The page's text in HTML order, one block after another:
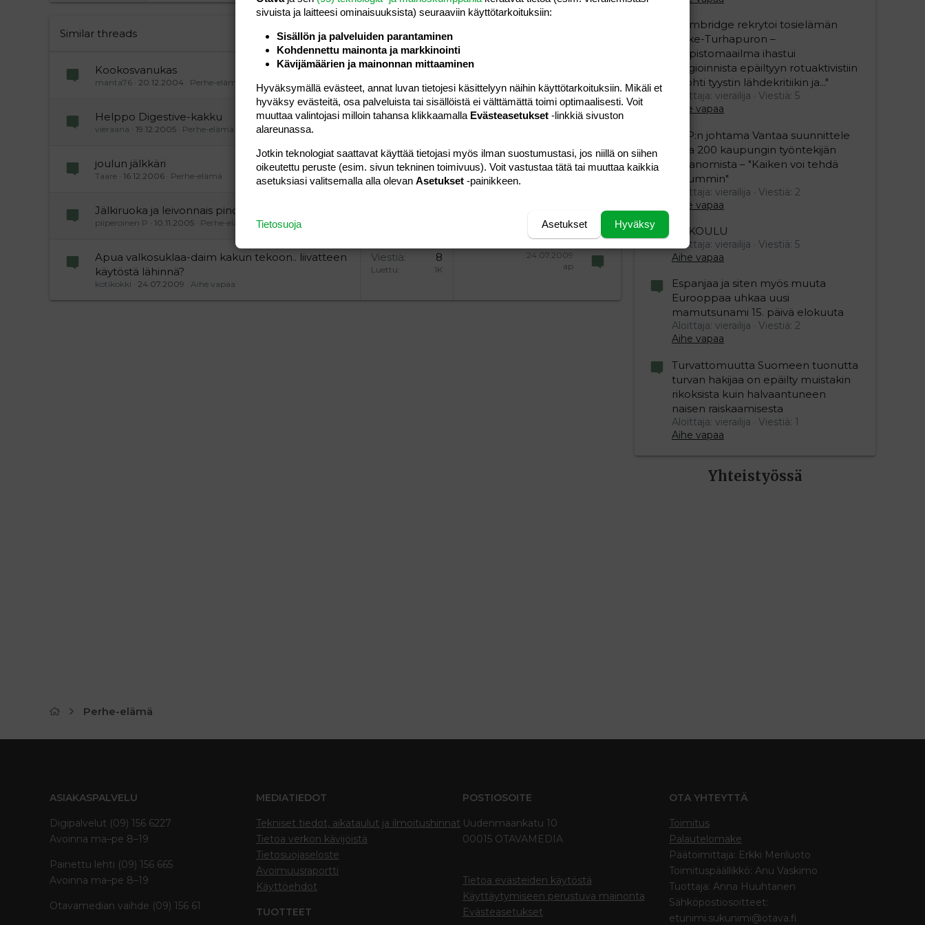
26
Times New Roman
Trebuchet MS
Similar threads
Kookosvanukas
manta76 20.12.2004 Perhe-elämä
Viestiä 0
Luettu 735
Helppo Digestive-kakku
vieraana 19.12.2005 Perhe-elämä
Viestiä 1
03.01.2006
joulun jälkkäri
Taare 16.12.2006 Perhe-elämä
Viestiä 0
Luettu 362
16.12.2006
Taare
Jälkiruoka ja leivonnais pino
piiperoinen P 10.11.2005 Perhe-elämä
Jaanuska
Apua valkosuklaa-daim kakun tekoon.. liivatteen
käytöstä lähinnä?
kotikokki 24.07.2009 Aihe vapaa
Viestiä 8
Luettu 1K
24.07.2009
ap
"Cambridge rekrytoi tosielämän
woke-Turhapuron –
yliopistomaailma ihastui
plagioinnista epäiltyyn rotuaktivistiin
unohti tyystin lähdekritiikin ja..."
Aloittaja: vierailija
Viestiä: 5
Aihe vapaa
SDP:n johtama Vantaa suunnittele
jopa 200 kaupungin työntekijän
irtisanomista – "Kaiken voi tehdä
reilummin"
Aloittaja: vierailija
Viestiä: 2
Aihe vapaa
ESIKOULU
Aloittaja: vierailija
Viestiä: 5
Aihe vapaa
Espanjaa ja siten myös muuta
Eurooppaa uhkaa uusi
mamutsunami 15. päivä elokuuta
Aloittaja: vierailija
Viestiä: 2
Aihe vapaa
Turvattomuutta Suomeen tuonutta
turvan hakijaa on epäilty muistakin
rikoksista kuin halvaantuneen
naisen raiskaamisesta
Aloittaja: vierailija
Viestiä: 1
Aihe vapaa
Yhteistyössä
Perhe-elämä
ASIAKASPALVELU
Digipalvelut (09) 156 6227
Avoinna ma–pe 8–19
Painettu lehti (09) 156 665
Avoinna ma–pe 8–19
Otavamedian vaihde (09) 156 61
MEDIATIEDOT
Tekniset tiedot, aikataulut ja ilmoitushinnat
Tietoa verkon kävijöistä
Tietosuojaseloste
Avoimuusraportti
Käyttöehdot
TUOTTEET
POSTIOSOITE
Uudenmaankatu 10
00015 OTAVAMEDIA
Tietoa evästeiden käytöstä
Käyttäytymiseen perustuva mainonta
Evästeasetukset
OTA YHTEYTTÄ
Toimitus
Palautelomake
Päätoimittaja: Erkki Meriluoto
Toimituspäällikkö: Anu Vaskimo
Tuottaja: Anna Huuhtanen
Sähköpostiosoitteet:
etunimi.sukunimi@otava.fi
sivuista ja laitteesi ominaisuuk­sista) seuraaviin käyttötarkoituksiin:
Sisällön ja palveluiden parantaminen
Kohdennettu mainonta ja markkinointi
Kävijämäärien ja mainonnan mittaaminen
Hyväksymällä evästeet, annat luvan tietojesi käsittelyyn näihin käyttötarkoituksiin. Mikäli et
hyväksy evästeitä, osa palveluista tai sisällöistä ei välttämättä toimi optimaalisesti. Voit
muuttaa valintojasi milloin tahansa klikkaamalla Evästeasetukset -linkkiä sivuston
alareunassa.
Jotkin teknologiat saattavat käyttää tietojasi myös ilman suostumustasi, jos niillä on siihen
oikeutettu peruste (esim. sivun tekninen toimivuus). Voit vastustaa tätä tai muuttaa kaikkia
asetuksiasi valitsemalla alla olevan Asetukset -painikkeen.
Hyväksy
Asetukset
Tietosuoja